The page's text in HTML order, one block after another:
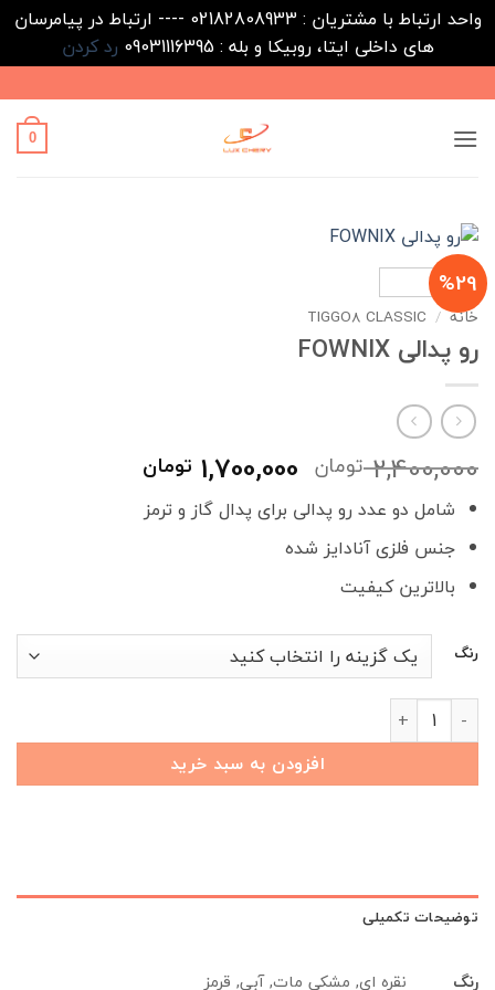
واحد ارتباط با مشتریان : 02182808933 ---- ارتباط در پیامرسان
های داخلی ایتا، روبیکا و بله : 09031116395
رد کردن
to
content
0
%29
خانه /
TIGGO8 CLASSIC
رو پدالی FOWNIX
2,400,000 تومان قیمت
اصلی
2,400,000 تومان
بود.
1,700,000 تومان
شامل دو عدد رو پدالی برای پدال گاز و ترمز
جنس فلزی آنادایز شده
بالاترین کیفیت
رنگ
رو پدالی FOWNIX عدد
افزودن به سبد خرید
توضیحات تکمیلی
رنگ نقره ای, مشکی مات, آبی, قرمز